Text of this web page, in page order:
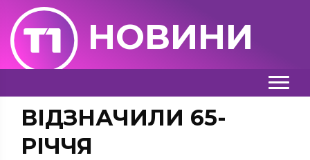
НОВИНИ
ВІДЗНАЧИЛИ 65-
РІЧЧЯ